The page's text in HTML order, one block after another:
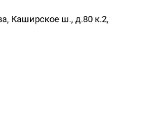
Каширское ш., д.80 к.2,